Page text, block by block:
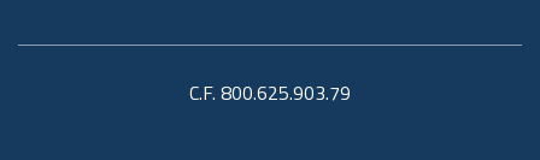
C.F. 800.625.903.79